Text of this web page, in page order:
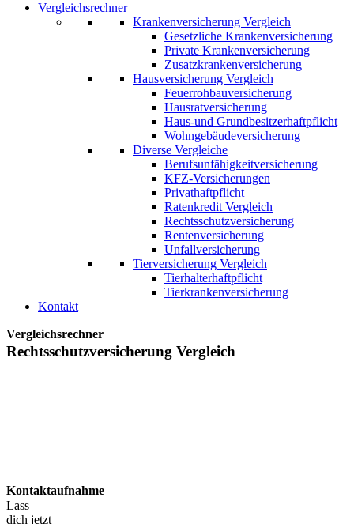
Vergleichsrechner
Krankenversicherung Vergleich
Gesetzliche Krankenversicherung
Private Krankenversicherung
Zusatzkrankenversicherung
Hausversicherung Vergleich
Feuerrohbauversicherung
Hausratversicherung
Haus-und Grundbesitzerhaftpflicht
Wohngebäudeversicherung
Diverse Vergleiche
Berufsunfähigkeitversicherung
KFZ-Versicherungen
Privathaftpflicht
Ratenkredit Vergleich
Rechtsschutzversicherung
Rentenversicherung
Unfallversicherung
Tierversicherung Vergleich
Tierhalterhaftpflicht
Tierkrankenversicherung
Kontakt
Vergleichsrechner
Rechts­schutz­versicherung Vergleich
Kontaktaufnahme
Lass
dich jetzt